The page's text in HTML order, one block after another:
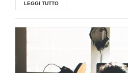
LEGGI TUTTO